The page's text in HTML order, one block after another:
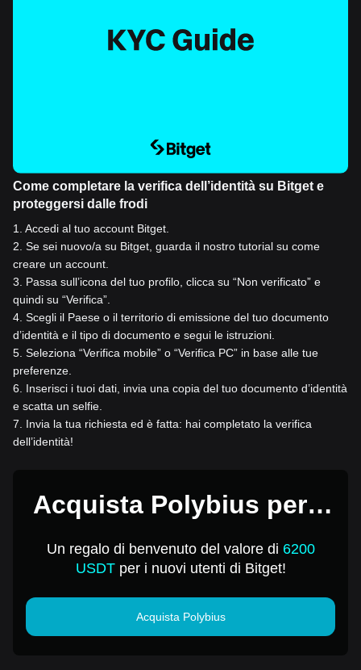
Come completare la verifica dell’identità su Bitget e
proteggersi dalle frodi
1
Accedi al tuo account Bitget.
2 Se sei nuovo/a su Bitget, guarda il nostro tutorial su come
creare un account.
3
Passa sull’icona del tuo profilo, clicca su “Non verificato” e
quindi su “Verifica”.
4 Scegli il Paese o il territorio di emissione del tuo documento
d’identità e il tipo di documento e segui le istruzioni.
5 Seleziona “Verifica mobile” o “Verifica PC” in base alle tue
preferenze.
6
Inserisci i tuoi dati, invia una copia del tuo documento d’identità
e scatta un selfie.
7
Invia la tua richiesta ed è fatta: hai completato la verifica
dell’identità!
Acquista Polybius per 1
Un regalo di benvenuto del valore di 6200
USDTper i nuovi utenti di Bitget!
Acquista Polybius